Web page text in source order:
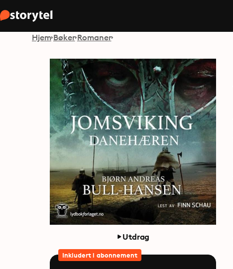
Hjem Bøker Romaner
Utdrag
Inkludert i abonnement